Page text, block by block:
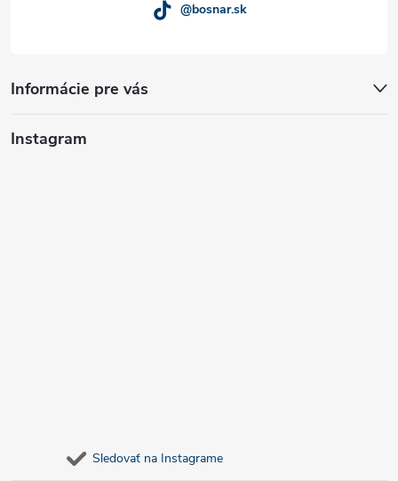
Informácie pre vás
@bosnar.sk
Instagram
Sledovať na Instagrame